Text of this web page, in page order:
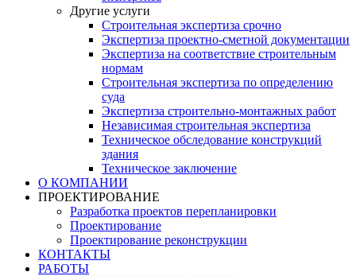
Другие услуги
Строительная экспертиза срочно
Экспертиза проектно-сметной документации
Экспертиза на соответствие строительным
нормам
Строительная экспертиза по определению
суда
Экспертиза строительно-монтажных работ
Независимая строительная экспертиза
Техническое обследование конструкций
здания
Техническое заключение
О КОМПАНИИ
ПРОЕКТИРОВАНИЕ
Разработка проектов перепланировки
Проектирование
Проектирование реконструкции
КОНТАКТЫ
РАБОТЫ